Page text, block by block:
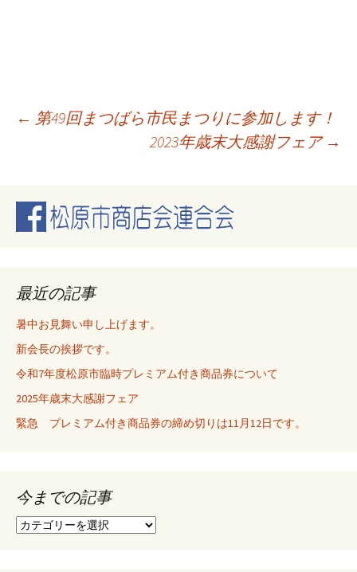
投
ナ
ビ
ゲ
ー
シ
ン
← 第49回まつばら市民まつりに参加します！
2023年歳末大感謝フェア →
最近の記事
暑中お見舞い申し上げます。
新会長の挨拶です。
令和7年度松原市臨時プレミアム付き商品券について
2025年歳末大感謝フェア
緊急 プレミアム付き商品券の締め切りは11月12日です。
今までの記事
今